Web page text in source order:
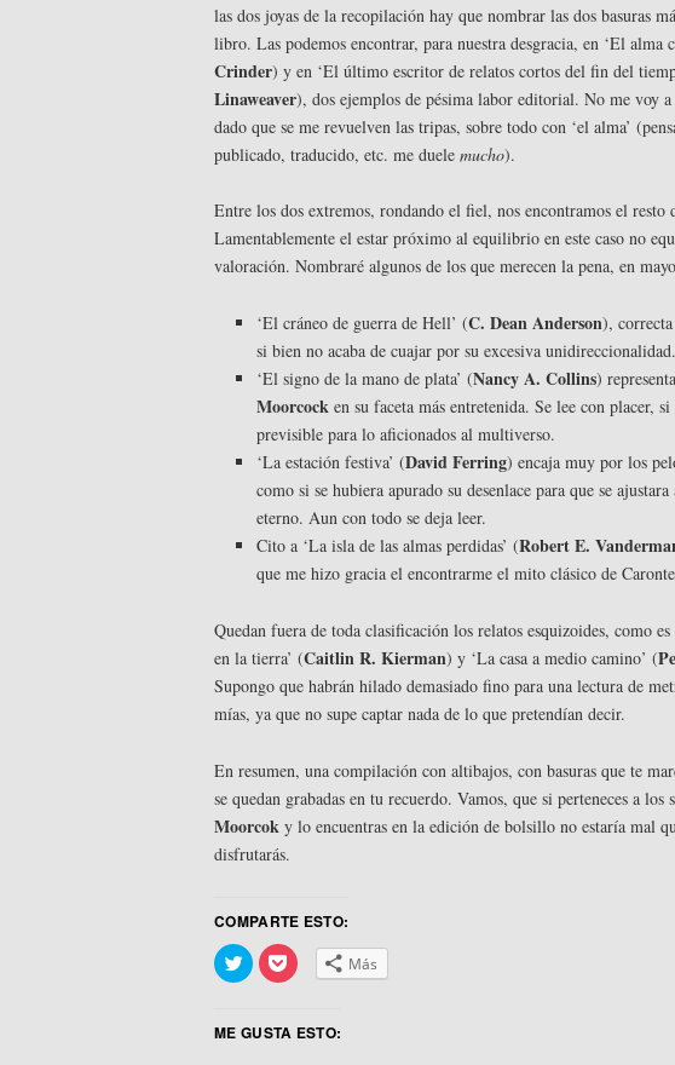
las dos joyas de la recopilación hay que nombrar las dos basuras
libro. Las podemos encontrar, para nuestra desgracia, en ‘El alma
Crinder) y en ‘El último escritor de relatos cortos del fin del
Linaweaver), dos ejemplos de pésima labor editorial. No me voy a
dado que se me revuelven las tripas, sobre todo con ‘el alma’
publicado, traducido, etc. me duele mucho).
Entre los dos extremos, rondando el fiel, nos encontramos el resto
Lamentablemente el estar próximo al equilibrio en este caso no
valoración. Nombraré algunos de los que merecen la pena, en
‘El cráneo de guerra de Hell’ (C. Dean Anderson),
si bien no acaba de cuajar por su excesiva unidireccionalidad.
‘El signo de la mano de plata’ (Nancy A. Collins)
Moorcock en su faceta más entretenida. Se lee con placer,
previsible para lo aficionados al multiverso.
‘La estación festiva’ (David Ferring) encaja muy por los
como si se hubiera apurado su desenlace para que se
eterno. Aun con todo se deja leer.
Cito a ‘La isla de las almas perdidas’ (Robert E.
que me hizo gracia el encontrarme el mito clásico de
Quedan fuera de toda clasificación los relatos esquizoides, como es
en la tierra’ (Caitlin R. Kierman) y ‘La casa a medio camino’ (
Supongo que habrán hilado demasiado fino para una lectura de
mías, ya que no supe captar nada de lo que pretendían decir.
En resumen, una compilación con altibajos, con basuras que te
se quedan grabadas en tu recuerdo. Vamos, que si perteneces a los
Moorcok y lo encuentras en la edición de bolsillo no estaría mal
disfrutarás.
COMPARTE ESTO:
Haz
clic
para
Twitter
Haz
clic
Pocket
Más
ME GUSTA ESTO: